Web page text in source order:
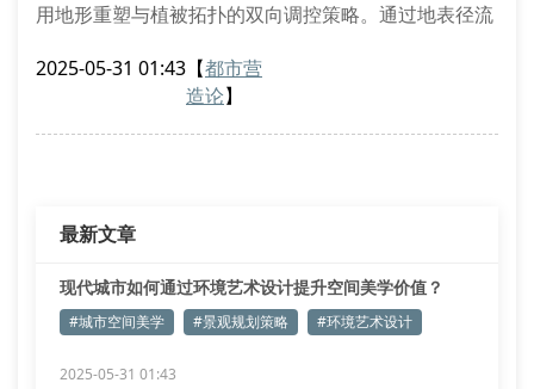
用地形重塑与植被拓扑的双向调控策略。通过地表径流
的热工参数纳入整体设计框架。这种跨尺度的环境整合
地域文化符号
2025-05-31 01:43 【都市营
造论】
最新文章
现代城市如何通过环境艺术设计提升空间美学价值？
#城市空间美学 #景观规划策略 #环境艺术设计
2025-05-31 01:43